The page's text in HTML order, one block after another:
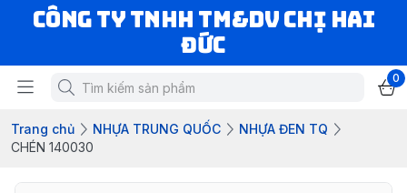
CÔNG TY TNHH TM&DV CHỊ HAI
ĐỨC
0
Trang chủ NHỰA TRUNG QUỐC
NHỰA ĐEN TQ
CHÉN 140030